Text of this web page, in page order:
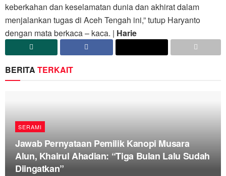
keberkahan dan keselamatan dunia dan akhirat dalam
menjalankan tugas di Aceh Tengah ini,” tutup Haryanto
dengan mata berkaca – kaca. | Harie
BERITA TERKAIT
SERAMI
Jawab Pernyataan Pemilik Kanopi Musara
Alun, Khairul Ahadian: “Tiga Bulan Lalu Sudah
Diingatkan”